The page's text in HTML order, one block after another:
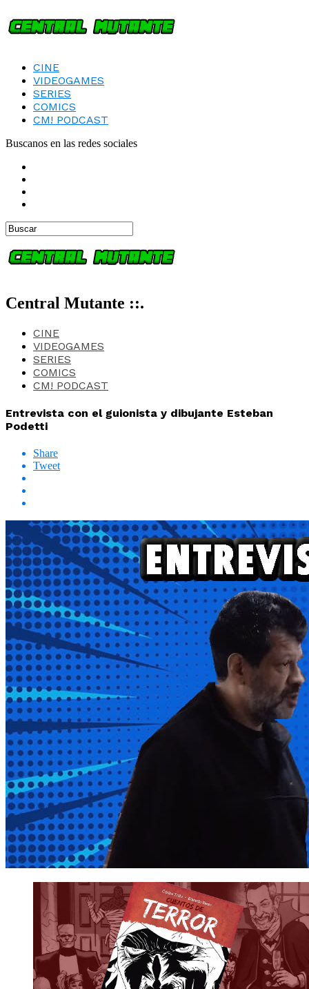
CINE
VIDEOGAMES
SERIES
COMICS
CM! PODCAST
Buscanos en las redes sociales
Central Mutante ::.
CINE
VIDEOGAMES
SERIES
COMICS
CM! PODCAST
Entrevista con el guionista y dibujante Esteban
Podetti
Share
Tweet